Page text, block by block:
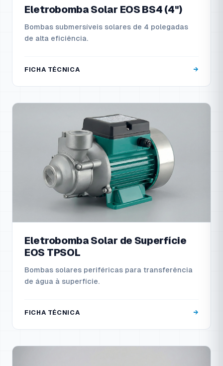
Eletrobomba Solar EOS BS4 (4")
Bombas submersíveis solares de 4 polegadas
de alta eficiência.
FICHA TÉCNICA
Eletrobomba Solar de Superfície
EOS TPSOL
Bombas solares periféricas para transferência
de água à superfície.
FICHA TÉCNICA